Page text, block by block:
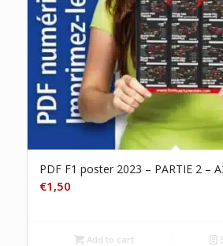
PDF F1 poster 2023 – PARTIE 2 –
€1,50
Add to cart